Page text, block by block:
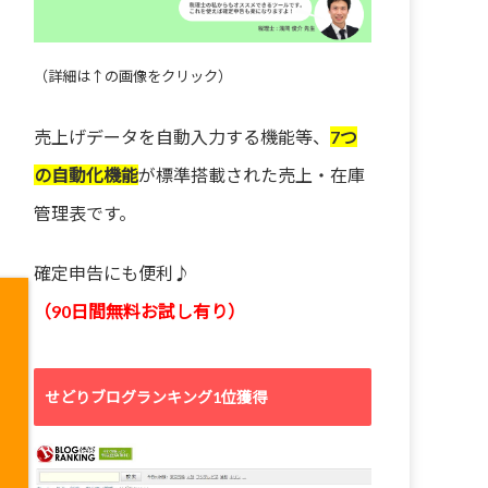
（詳細は↑の画像をクリック）
売上げデータを自動入力する機能等、 7つ
の自動化機能が標準搭載された売上・在庫
管理表です。
確定申告にも便利♪
（90日間無料お試し有り）
せどりブログランキング1位獲得